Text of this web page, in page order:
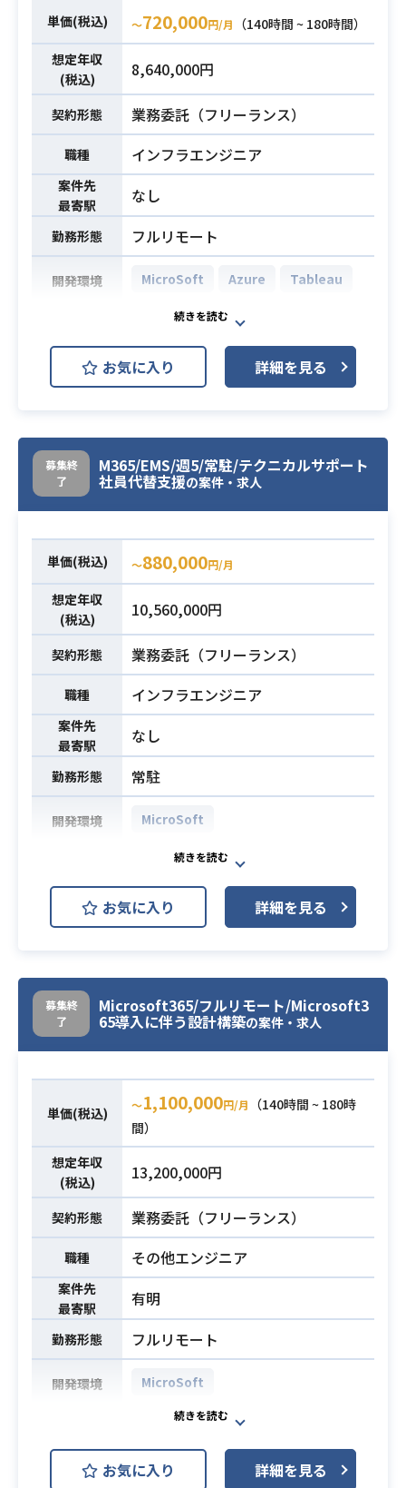
必須スキル
・Defender for Endpoint の導入・
・Exchange Online のメールセキュ
リティ設定・トラブル対応経験
・Intune によるデバイス管理・ポリ
シー設計経験
・Microsoft Purview / DLP の構成
経験
・PowerShell によるスクリプト作成
スキル
・セキュリティベストプラクティス
の理解
フト
・M365導入・運用支援
・認証基盤環境構築経験(AzureAD、
EntraID)
・セキュリティ経験(Defender)
単価(税込) 〜720,000円/月
（140時間 ~ 180時間）
想定年収
(税込)
8,640,000円
契約形態 業務委託（フリーランス）
職種 インフラエンジニア
案件先
最寄駅
なし
勤務形態 フルリモート
開発環境 MicroSoft Azure Tableau
業務内容
某社様の既存のMicrosoft 365環境
に、サードパーティのクラウドサー
ビスである「 PHONE APPLI PEOPL
E」との連携を設定し、またAzure A
イズを実施する作業を行っていただ
きます。
ズ経験
お気に入り 詳細を見る
募集終
了
M365/EMS/週5/常駐/テクニカルサポート
社員代替支援の案件・求人
単価(税込) 〜880,000円/月
想定年収
(税込)
10,560,000円
契約形態 業務委託（フリーランス）
職種 インフラエンジニア
案件先
最寄駅
なし
勤務形態 常駐
開発環境 MicroSoft
テクニカルサポートで社員代替とし
て支援していただきます。
・MS製品にかかる問い合わせ対応
・複数案件（Intune/EMS/E3(Share
ー調整
・M365/EMS案件支援（クラウドセ
キュリティ対応）
必須スキル
・Intune/E3(Share pointの案件経験
・クラウドセキュリティの知見
お気に入り 詳細を見る
募集終
了
Microsoft365/フルリモート/Microsoft3
65導入に伴う設計構築の案件・求人
単価(税込) 〜1,100,000円/月
（140時間 ~ 180時
間）
想定年収
(税込)
13,200,000円
契約形態 業務委託（フリーランス）
職種 その他エンジニア
案件先
最寄駅
有明
勤務形態 フルリモート
開発環境 MicroSoft
業務内容
Microsoft 365(Intune)導入に伴う要
件定義、設計を行なっていただきま
す。
お気に入り 詳細を見る